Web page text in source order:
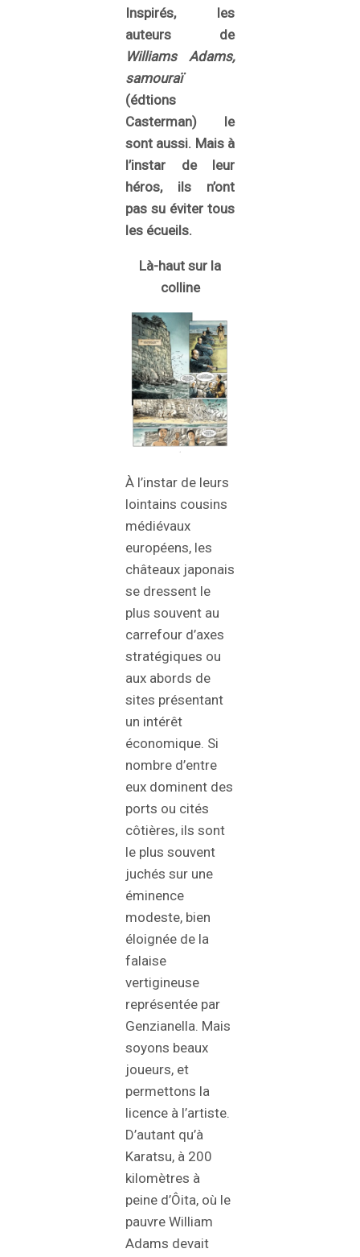
Inspirés, les
auteurs de
Williams Adams,
samouraï
(édtions
Casterman) le
sont aussi. Mais à
l’instar de leur
héros, ils n’ont
pas su éviter tous
les écueils.
Là-haut sur la
colline
À l’instar de leurs
lointains cousins
médiévaux
européens, les
châteaux japonais
se dressent le
plus souvent au
carrefour d’axes
stratégiques ou
aux abords de
sites présentant
un intérêt
économique. Si
nombre d’entre
eux dominent des
ports ou cités
côtières, ils sont
le plus souvent
juchés sur une
éminence
modeste, bien
éloignée de la
falaise
vertigineuse
représentée par
Genzianella. Mais
soyons beaux
joueurs, et
permettons la
licence à l’artiste.
D’autant qu’à
Karatsu, à 200
kilomètres à
peine d’Ôita, où le
pauvre William
Adams devait